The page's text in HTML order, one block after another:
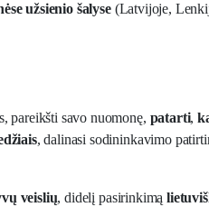
užsienio šalyse(Latvijoje,
pareikšti savo nuomonę, patarti,
, dalinasi sodininkavimo
veislių, didelį pasirinkimą